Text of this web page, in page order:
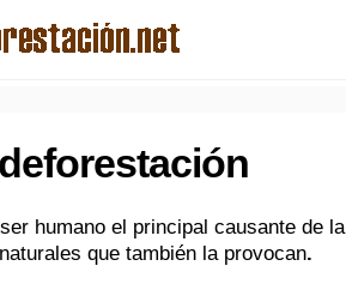
humano el principal causante de la
que también la provocan.